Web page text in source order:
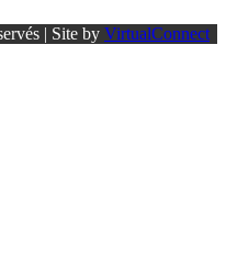
| Site by VirtualConnect